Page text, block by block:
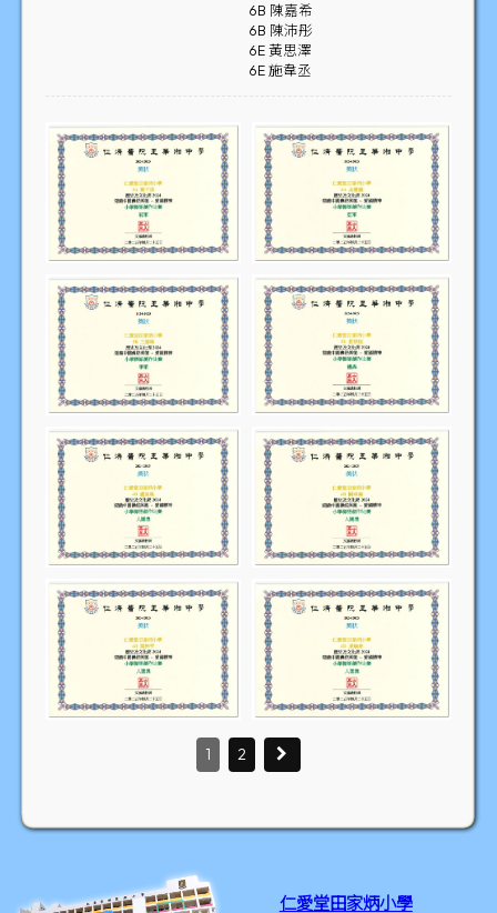
6B 陳嘉希
6B 陳沛彤
6E 黃思澤
6E 施韋丞
1 2
仁愛堂田家炳小學